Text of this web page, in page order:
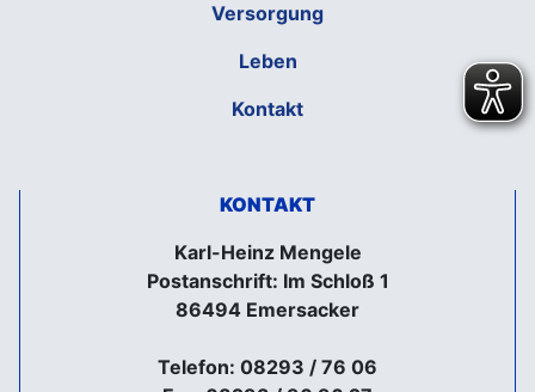
Versorgung
Leben
Kontakt
KONTAKT
Karl-Heinz Mengele
Postanschrift: Im Schloß 1
86494 Emersacker
Telefon: 08293 / 76 06